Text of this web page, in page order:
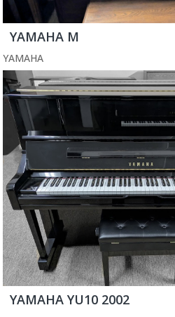
YAMAHA M
YAMAHA
YAMAHA YU10 2002